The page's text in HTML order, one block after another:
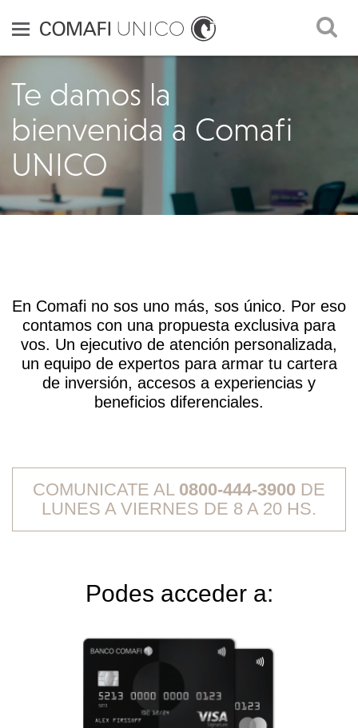
Te damos la
bienvenida a Comafi
UNICO
En Comafi no sos uno más, sos único. Por eso
contamos con una propuesta exclusiva para
vos. Un ejecutivo de atención personalizada,
un equipo de expertos para armar tu cartera
de inversión, accesos a experiencias y
beneficios diferenciales.
COMUNICATE AL 0800-444-3900 DE
LUNES A VIERNES DE 8 A 20 HS.
Podes acceder a: